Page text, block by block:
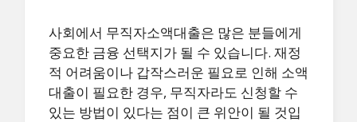
사회에서 무직자소액대출은 많은 분들에게
중요한 금융 선택지가 될 수 있습니다. 재정
적 어려움이나 갑작스러운 필요로 인해 소액
대출이 필요한 경우, 무직자라도 신청할 수
있는 방법이 있다는 점이 큰 위안이 될 것입